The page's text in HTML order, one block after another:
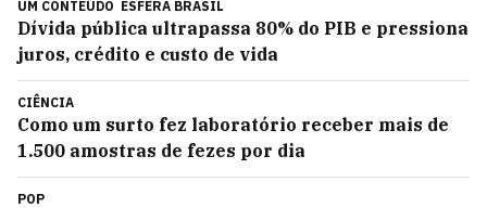
UM CONTEÚDO ESFERA BRASIL
Dívida pública ultrapassa 80% do PIB e pressiona
juros, crédito e custo de vida
CIÊNCIA
Como um surto fez laboratório receber mais de
1.500 amostras de fezes por dia
POP